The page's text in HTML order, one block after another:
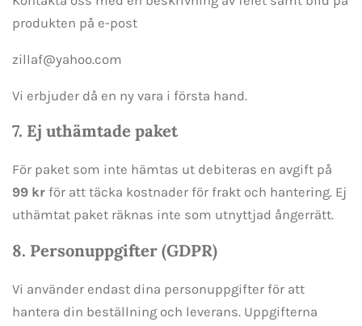
produkten på e-post
zillaf@yahoo.com
Vi erbjuder då en ny vara i första hand.
7. Ej uthämtade paket
För paket som inte hämtas ut debiteras en avgift på
99 kr för att täcka kostnader för frakt och hantering. Ej
uthämtat paket räknas inte som utnyttjad ångerrätt.
8. Personuppgifter (GDPR)
Vi använder endast dina personuppgifter för att
hantera din beställning och leverans. Uppgifterna